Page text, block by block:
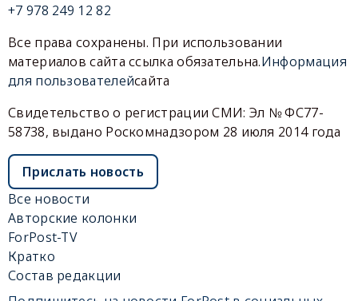
+7 978 249 12 82
Все права сохранены. При использовании
материалов сайта ссылка обязательна.Информация
для пользователейсайта
Свидетельство о регистрации СМИ: Эл № ФС77-
58738, выдано Роскомнадзором 28 июля 2014 года
Прислать новость
Все новости
Авторские колонки
ForPost-TV
Кратко
Состав редакции